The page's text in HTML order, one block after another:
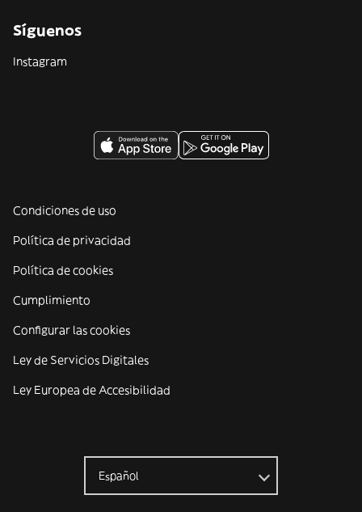
Síguenos
Instagram
Condiciones de uso
Política de privacidad
Política de cookies
Cumplimiento
Configurar las cookies
Ley de Servicios Digitales
Ley Europea de Accesibilidad